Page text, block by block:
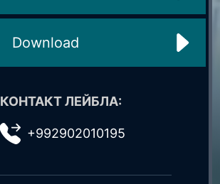
Download
КОНТАКТ ЛЕЙБЛА:
+992902010195